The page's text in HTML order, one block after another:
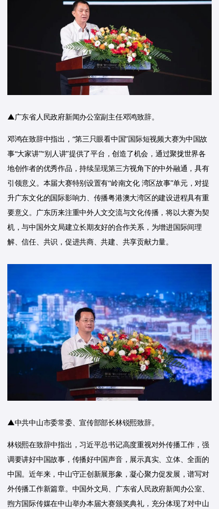
▲广东省人民政府新闻办公室副主任邓鸿致辞。
邓鸿在致辞中指出，“第三只眼看中国”国际短视频大赛为中国故
事“大家讲”“别人讲”提供了平台，创造了机会，通过聚拢世界各
地创作者的优秀作品，持续呈现第三方视角下的中外融通，具有
引领意义。本届大赛特别设置有“岭南文化 湾区故事”单元，对提
升广东文化的国际影响力、传播粤港澳大湾区的建设进程具有重
要意义。广东历来注重中外人文交流与文化传播，将以大赛为契
机，与中国外文局建立长期友好的合作关系，为增进国际间理
解、信任、共识，促进共商、共建、共享贡献力量。
▲中共中山市委常委、宣传部部长林锐熙致辞。
林锐熙在致辞中指出，习近平总书记高度重视对外传播工作，强
调要讲好中国故事，传播好中国声音，展示真实、立体、全面的
中国。近年来，中山守正创新展形象，凝心聚力促发展，谱写对
外传播工作新篇章。中国外文局、广东省人民政府新闻办公室、
煦方国际传媒在中山举办本届大赛颁奖典礼，充分体现了对中山